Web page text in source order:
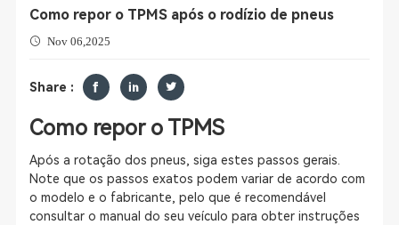
Como repor o TPMS após o rodízio de pneus
Nov 06,2025
Share :
Como repor o TPMS
Após a rotação dos pneus, siga estes passos gerais.
Note que os passos exatos podem variar de acordo com
o modelo e o fabricante, pelo que é recomendável
consultar o manual do seu veículo para obter instruções